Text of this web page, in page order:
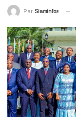
Par Siaminfos